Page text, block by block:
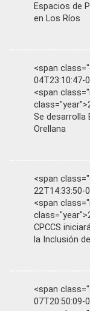
Espacios de
en Los Ríos
<span
04T23:10:47-
<span
Se desarrolla
Orellana
<span
22T14:33:50-
<span
CPCCS
la Inclusión
<span
07T20:50:09-